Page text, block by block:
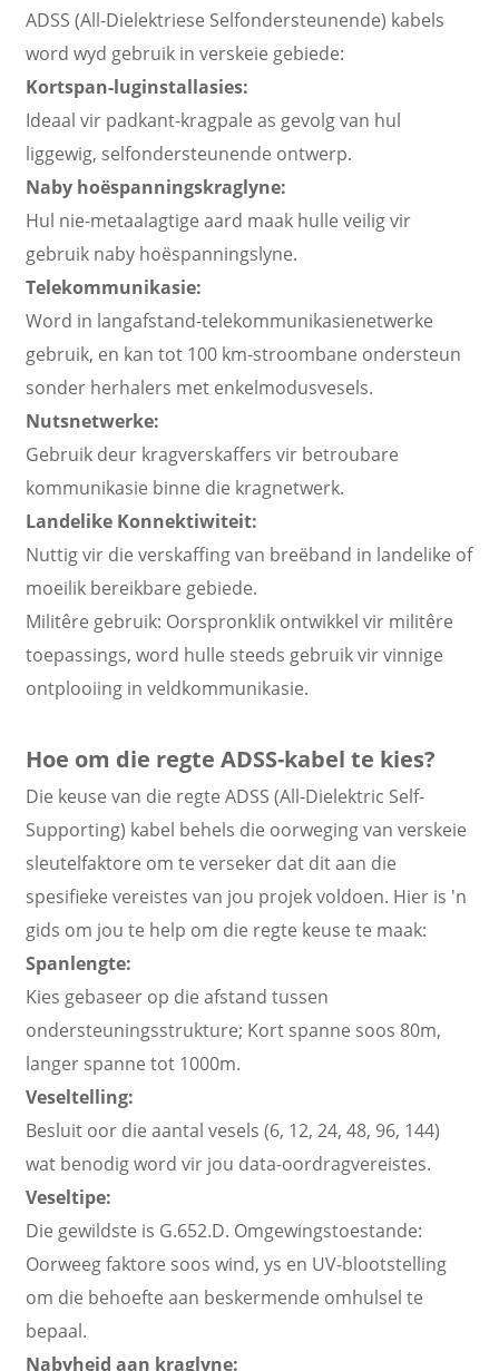
ADSS (All-Dielektriese Selfondersteunende) kabels
word wyd gebruik in verskeie gebiede:
Kortspan-luginstallasies:
Ideaal vir padkant-kragpale as gevolg van hul
liggewig, selfondersteunende ontwerp.
Naby hoëspanningskraglyne:
Hul nie-metaalagtige aard maak hulle veilig vir
gebruik naby hoëspanningslyne.
Telekommunikasie:
Word in langafstand-telekommunikasienetwerke
gebruik, en kan tot 100 km-stroombane ondersteun
sonder herhalers met enkelmodusvesels.
Nutsnetwerke:
Gebruik deur kragverskaffers vir betroubare
kommunikasie binne die kragnetwerk.
Landelike Konnektiwiteit:
Nuttig vir die verskaffing van breëband in landelike of
moeilik bereikbare gebiede.
Militêre gebruik: Oorspronklik ontwikkel vir militêre
toepassings, word hulle steeds gebruik vir vinnige
ontplooiing in veldkommunikasie.
Hoe om die regte ADSS-kabel te kies?
Die keuse van die regte ADSS (All-Dielektric Self-
Supporting) kabel behels die oorweging van verskeie
sleutelfaktore om te verseker dat dit aan die
spesifieke vereistes van jou projek voldoen. Hier is 'n
gids om jou te help om die regte keuse te maak:
Spanlengte:
Kies gebaseer op die afstand tussen
ondersteuningsstrukture; Kort spanne soos 80m,
langer spanne tot 1000m.
Veseltelling:
Besluit oor die aantal vesels (6, 12, 24, 48, 96, 144)
wat benodig word vir jou data-oordragvereistes.
Veseltipe:
Die gewildste is G.652.D. Omgewingstoestande:
Oorweeg faktore soos wind, ys en UV-blootstelling
om die behoefte aan beskermende omhulsel te
bepaal.
Nabyheid aan kraglyne: